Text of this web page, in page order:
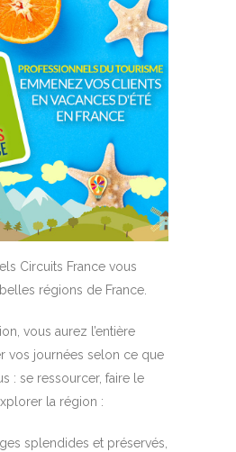
Circuits France vous
régions de France.
vous aurez l’entière
vos journées selon ce que
: se ressourcer, faire le
la région :
splendides et préservés,